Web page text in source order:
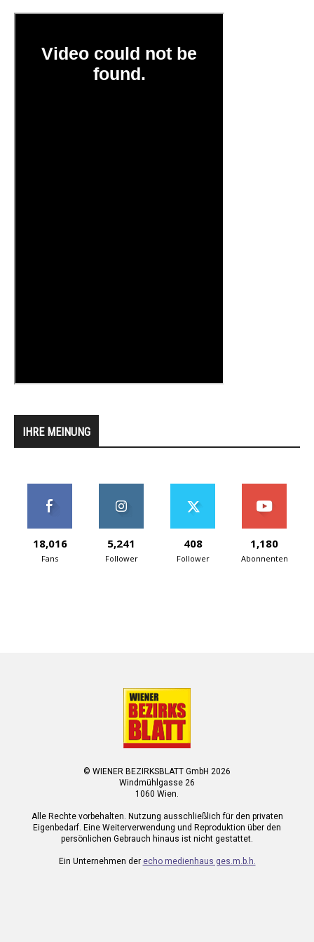
IHRE MEINUNG
18,016
Fans
5,241
Follower
408
Follower
1,180
Abonnenten
© WIENER BEZIRKSBLATT GmbH 2026
Windmühlgasse 26
1060 Wien.
Alle Rechte vorbehalten. Nutzung ausschließlich für den privaten
Eigenbedarf. Eine Weiterverwendung und Reproduktion über den
persönlichen Gebrauch hinaus ist nicht gestattet.
Ein Unternehmen der echo medienhaus ges.m.b.h.